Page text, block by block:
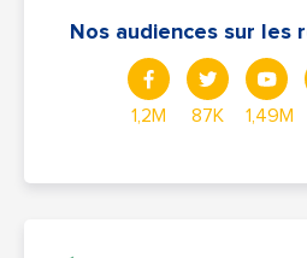
Nos audiences sur les
1,2M 87K 1,49M